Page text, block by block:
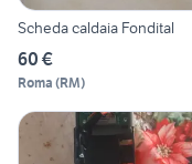
Scheda caldaia Fondital
60 €
Roma (RM)